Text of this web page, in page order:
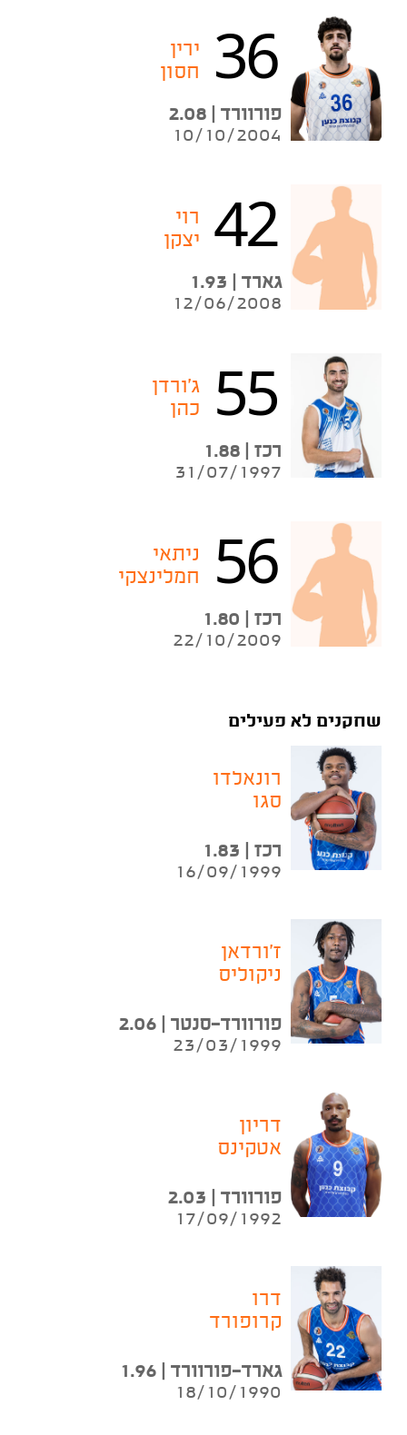
36
ירין
חסון
פורוורד | 2.08
10/10/2004
42
רוי
יצקן
גארד | 1.93
12/06/2008
55
ג'ורדן
כהן
רכז | 1.88
31/07/1997
56
ניתאי
חמלינצקי
רכז | 1.80
22/10/2009
שחקנים לא פעילים
רונאלדו
סגו
רכז | 1.83
16/09/1999
ז'ורדאן
ניקוליס
פורוורד-סנטר | 2.06
23/03/1999
דריון
אטקינס
פורוורד | 2.03
17/09/1992
דרו
קרופורד
גארד-פורוורד | 1.96
18/10/1990